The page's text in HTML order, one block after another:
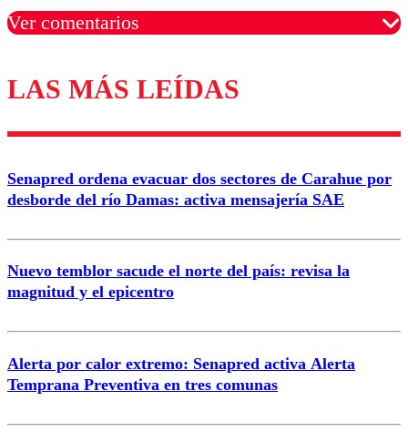
Ver comentarios
Los comentarios son moderados para garantizar un
diálogo respetuoso.
Correo
LAS MÁS LEÍDAS
Senapred ordena evacuar dos sectores de Carahue por
desborde del río Damas: activa mensajería SAE
Nuevo temblor sacude el norte del país: revisa la
magnitud y el epicentro
Alerta por calor extremo: Senapred activa Alerta
Temprana Preventiva en tres comunas